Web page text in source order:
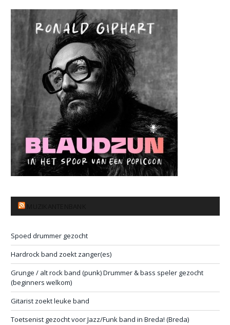
Spoed drummer gezocht
Hardrock band zoekt zanger(es)
Grunge / alt rock band (punk) Drummer & bass speler gezocht
(beginners welkom)
Gitarist zoekt leuke band
Toetsenist gezocht voor Jazz/Funk band in Breda! (Breda)